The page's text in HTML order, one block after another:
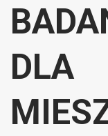
DLA